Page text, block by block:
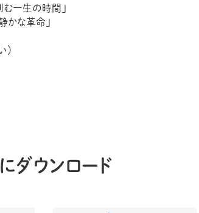
む一生の時間」
かな革命」
）
ダウンロード